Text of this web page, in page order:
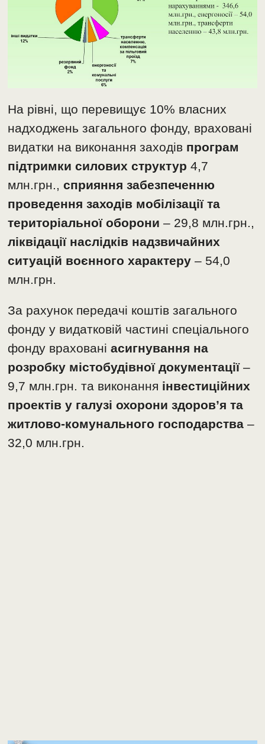
На рівні, що перевищує 10% власних
надходжень загального фонду, враховані
видатки на виконання заходів програм
підтримки силових структур 4,7
млн.грн., сприяння забезпеченню
проведення заходів мобілізації та
територіальної оборони – 29,8 млн.грн.,
ліквідації наслідків надзвичайних
ситуацій воєнного характеру – 54,0
млн.грн.
За рахунок передачі коштів загального
фонду у видатковій частині спеціального
фонду врахованіасигнування на
розробку містобудівної документації–
9,7 млн.грн. та виконання інвестиційних
проектів у галузі охорони здоров’я та
житлово-комунального господарства –
32,0 млн.грн.